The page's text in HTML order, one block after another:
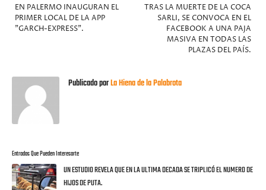
TRAS LA MUERTE DE LA COCA
SARLI, SE CONVOCA EN EL
FACEBOOK A UNA PAJA
MASIVA EN TODAS LAS
PLAZAS DEL PAÍS.
EN PALERMO INAUGURAN EL
PRIMER LOCAL DE LA APP
"GARCH-EXPRESS".
Publicado porLa Hiena de la Palabrota
Entradas Que Pueden Interesarte
UN ESTUDIO REVELA QUE EN LA ULTIMA DECADA SE TRIPLICÓ EL NUMERO DE
HIJOS DE PUTA.